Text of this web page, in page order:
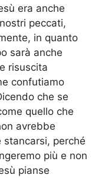
era anche
peccati,
in quanto
sarà anche
risuscita
confutiamo
che se
quello che
avrebbe
stancarsi, perché
più e non
pianse